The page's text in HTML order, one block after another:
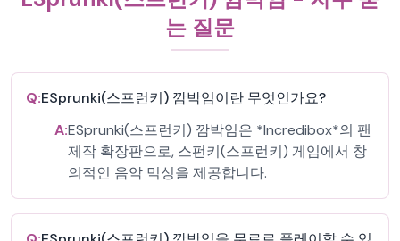
는 질문
Q:ESprunki(스프런키) 깜박임이란 무엇인가요?
A:ESprunki(스프런키) 깜박임은 *Incredibox*의 팬
제작 확장판으로, 스펀키(스프런키) 게임에서 창
의적인 음악 믹싱을 제공합니다.